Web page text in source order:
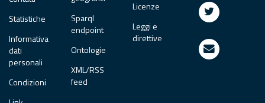
Statistiche
Informativa
dati
personali
Condizioni
Sparql
endpoint
Ontologie
XML/RSS
feed
Licenze
Leggi e
direttive